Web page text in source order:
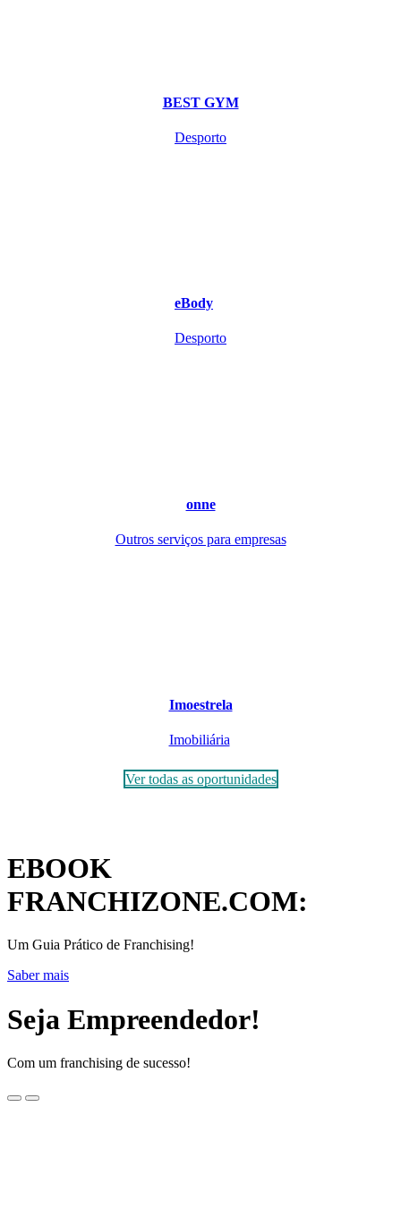
BEST GYM
Desporto
eBody
Desporto
onne
Outros serviços para empresas
Imoestrela
Imobiliária
Ver todas as oportunidades
EBOOK
FRANCHIZONE.COM:
Um Guia Prático de Franchising!
Saber mais
Seja Empreendedor!
Com um franchising de sucesso!